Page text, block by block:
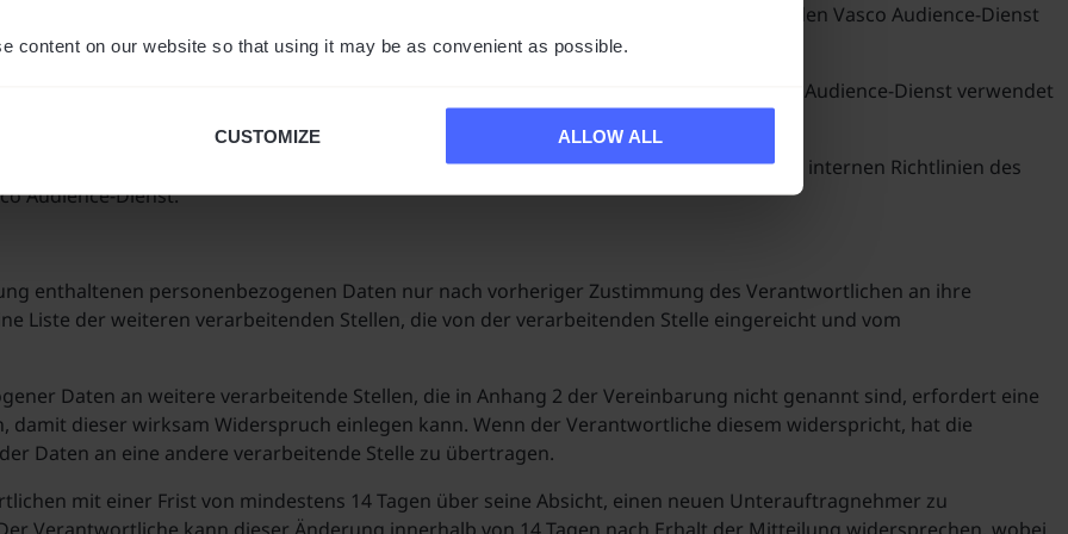
content on our website so that using it may be as convenient as possible.
CUSTOMIZE ALLOW ALL
Zugangsschlüssel und anderer Autorisierungsmechanismen, die für den Zugriff auf den Vasco Audience-Dienst
die vom Verantwortlichen und seinen Benutzern für den Zugriff auf den Vasco Audience-Dienst verwendet
Daten des Kunden, sofern dies aufgrund der spezifischen Art der geschäftlichen oder internen Richtlinien des
Audience-Dienst.
enthaltenen personenbezogenen Daten nur nach vorheriger Zustimmung des Verantwortlichen an ihre
Liste der weiteren verarbeitenden Stellen, die von der verarbeitenden Stelle eingereicht und vom
Daten an weitere verarbeitende Stellen, die in Anhang 2 der Vereinbarung nicht genannt sind, erfordert eine
dieser wirksam Widerspruch einlegen kann. Wenn der Verantwortliche diesem widerspricht, hat die
Daten an eine andere verarbeitende Stelle zu übertragen.
mit einer Frist von mindestens 14 Tagen über seine Absicht, einen neuen Unterauftragnehmer zu